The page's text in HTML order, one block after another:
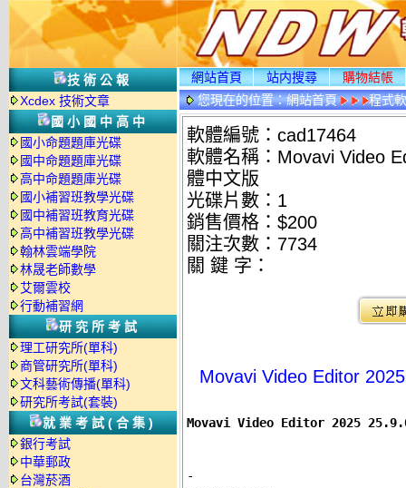
技術公報
Xcdex 技術文章
國小國中高中
國小命題題庫光碟
國中命題題庫光碟
高中命題題庫光碟
國小補習班教學光碟
國中補習班教育光碟
高中補習班教學光碟
翰林雲端學院
林晟老師數學
艾爾雲校
行動補習網
研究所考試
理工研究所(單科)
商管研究所(單科)
文科藝術傳播(單科)
研究所考試(套裝)
就業考試(合集)
銀行考試
中華郵政
台灣菸酒
網站首頁 站内搜尋
購物結帳
您現在的位置：網站首頁 程式
軟體編號：cad17464
軟體名稱：Movavi Video
體中文版
光碟片數：1
銷售價格：$200
關注次數： 7734
關 鍵 字：
Movavi Video Editor
Movavi Video Editor 2025 25.9.0
-